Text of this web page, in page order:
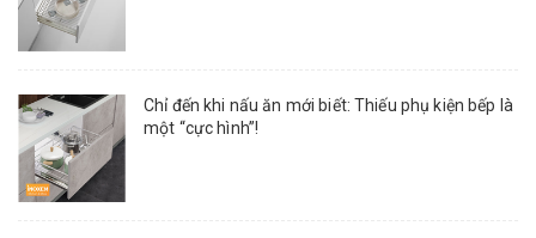
Chỉ đến khi nấu ăn mới biết: Thiếu phụ kiện bếp là
một “cực hình”!